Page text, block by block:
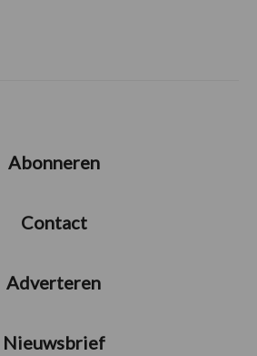
Abonneren
Contact
Adverteren
Nieuwsbrief